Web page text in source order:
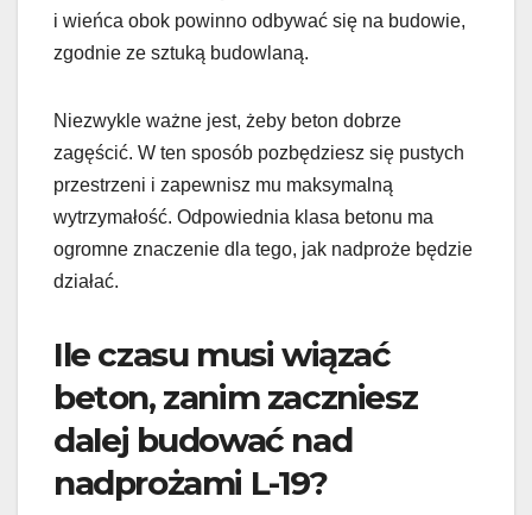
i wieńca obok powinno odbywać się na budowie,
zgodnie ze sztuką budowlaną.
Niezwykle ważne jest, żeby beton dobrze
zagęścić. W ten sposób pozbędziesz się pustych
przestrzeni i zapewnisz mu maksymalną
wytrzymałość. Odpowiednia klasa betonu ma
ogromne znaczenie dla tego, jak nadproże będzie
działać.
Ile czasu musi wiązać
beton, zanim zaczniesz
dalej budować nad
nadprożami L-19?